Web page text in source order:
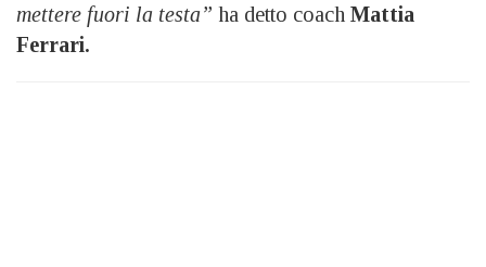
mettere fuori la testa” ha detto coach Mattia
Ferrari.